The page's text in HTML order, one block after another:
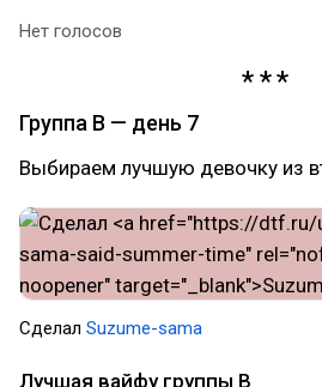
Нет голосов
Группа B — день 7
Выбираем лучшую девочку из
Cделал Suzume-sama
Лучшая вайфу группы B